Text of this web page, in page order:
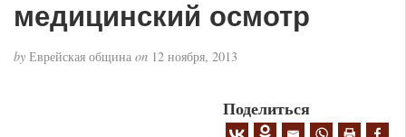
n
медицинский осмотр
by Еврейская община on 12 ноября, 2013
Поделиться